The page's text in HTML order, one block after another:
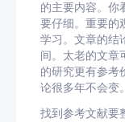
的主要内容。你
要仔细。重要的
学习。文章的结
间。太老的文章
的研究更有参考
论很多年不会变。
找到参考文献要